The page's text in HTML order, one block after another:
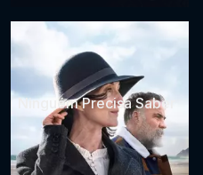
Ninguém Precisa Saber